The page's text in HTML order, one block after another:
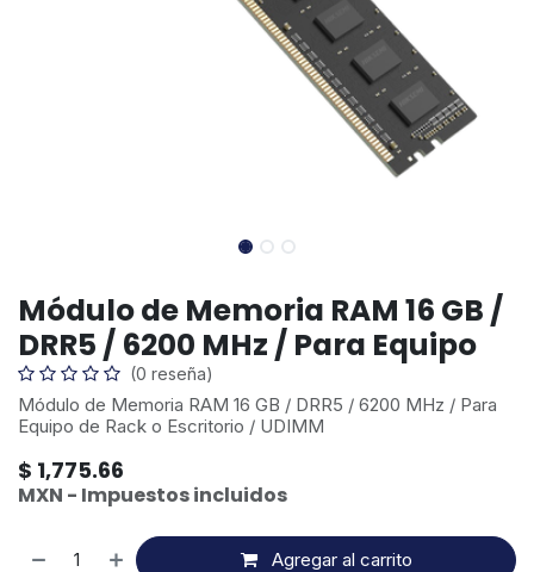
Módulo de Memoria RAM 16 GB /
DRR5 / 6200 MHz / Para Equipo
(0 reseña)
Módulo de Memoria RAM 16 GB / DRR5 / 6200 MHz / Para
Equipo de Rack o Escritorio / UDIMM
$ 1,775.66
MXN - Impuestos incluidos
Agregar al carrito